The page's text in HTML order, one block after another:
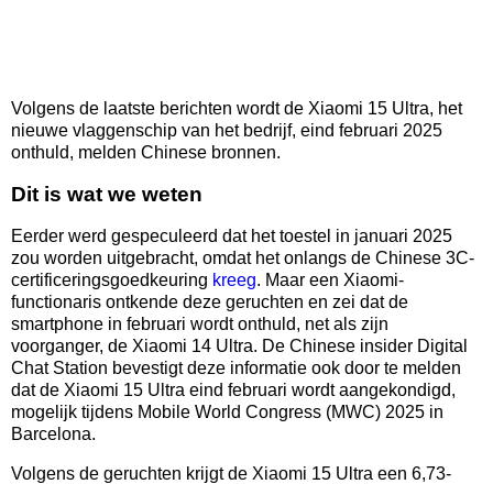
Volgens de laatste berichten wordt de Xiaomi 15 Ultra, het
nieuwe vlaggenschip van het bedrijf, eind februari 2025
onthuld, melden Chinese bronnen.
Dit is wat we weten
Eerder werd gespeculeerd dat het toestel in januari 2025
zou worden uitgebracht, omdat het onlangs de Chinese 3C-
certificeringsgoedkeuring kreeg. Maar een Xiaomi-
functionaris ontkende deze geruchten en zei dat de
smartphone in februari wordt onthuld, net als zijn
voorganger, de Xiaomi 14 Ultra. De Chinese insider Digital
Chat Station bevestigt deze informatie ook door te melden
dat de Xiaomi 15 Ultra eind februari wordt aangekondigd,
mogelijk tijdens Mobile World Congress (MWC) 2025 in
Barcelona.
Volgens de geruchten krijgt de Xiaomi 15 Ultra een 6,73-